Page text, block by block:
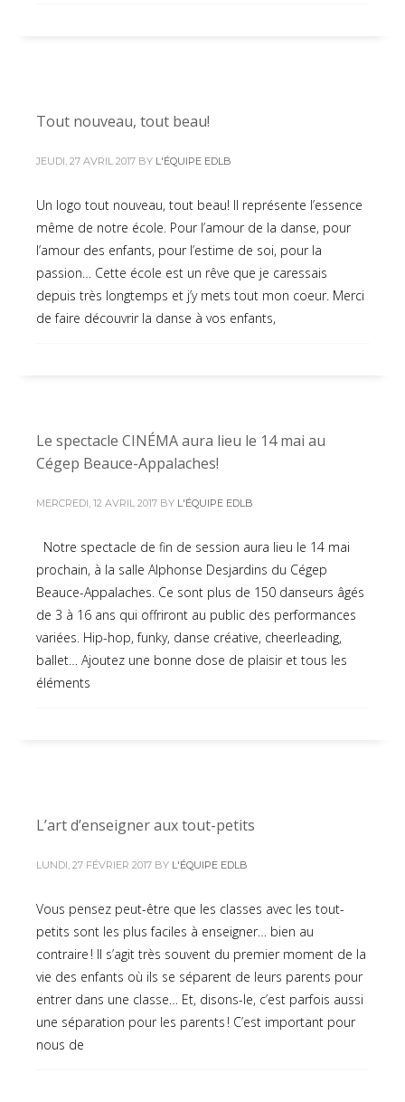
Tout nouveau, tout beau!
JEUDI, 27 AVRIL 2017 BY L'ÉQUIPE EDLB
Un logo tout nouveau, tout beau! Il représente l’essence
même de notre école. Pour l’amour de la danse, pour
l’amour des enfants, pour l’estime de soi, pour la
passion… Cette école est un rêve que je caressais
depuis très longtemps et j’y mets tout mon coeur. Merci
de faire découvrir la danse à vos enfants,
Le spectacle CINÉMA aura lieu le 14 mai au
Cégep Beauce-Appalaches!
MERCREDI, 12 AVRIL 2017 BY L'ÉQUIPE EDLB
Notre spectacle de fin de session aura lieu le 14 mai
prochain, à la salle Alphonse Desjardins du Cégep
Beauce-Appalaches. Ce sont plus de 150 danseurs âgés
de 3 à 16 ans qui offriront au public des performances
variées. Hip-hop, funky, danse créative, cheerleading,
ballet… Ajoutez une bonne dose de plaisir et tous les
éléments
L’art d’enseigner aux tout-petits
LUNDI, 27 FÉVRIER 2017 BY L'ÉQUIPE EDLB
Vous pensez peut-être que les classes avec les tout-
petits sont les plus faciles à enseigner… bien au
contraire ! Il s’agit très souvent du premier moment de la
vie des enfants où ils se séparent de leurs parents pour
entrer dans une classe… Et, disons-le, c’est parfois aussi
une séparation pour les parents ! C’est important pour
nous de